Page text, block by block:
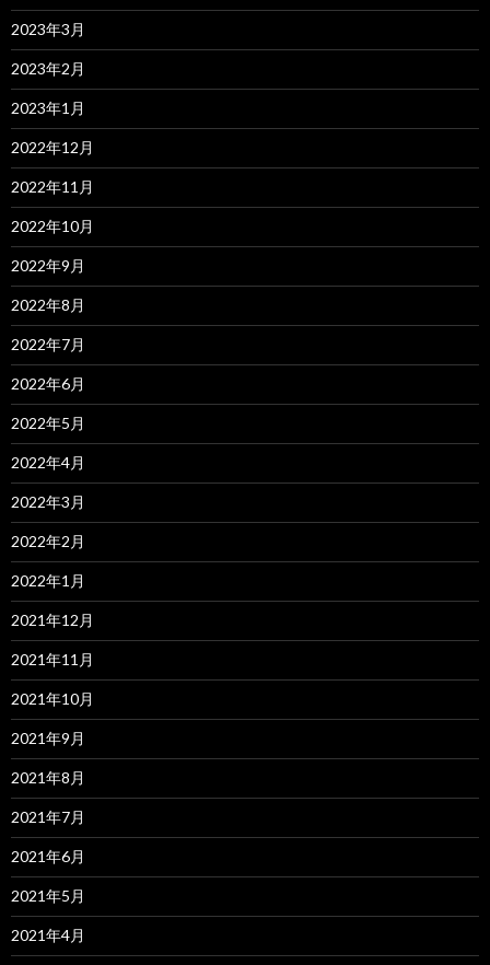
2023年3月
2023年2月
2023年1月
2022年12月
2022年11月
2022年10月
2022年9月
2022年8月
2022年7月
2022年6月
2022年5月
2022年4月
2022年3月
2022年2月
2022年1月
2021年12月
2021年11月
2021年10月
2021年9月
2021年8月
2021年7月
2021年6月
2021年5月
2021年4月